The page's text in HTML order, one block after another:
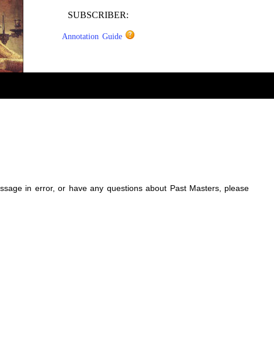
SUBSCRIBER:
Annotation Guide
in error, or have any questions about Past Masters, please